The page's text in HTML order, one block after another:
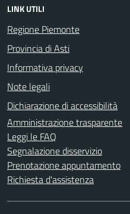
LINK UTILI
Regione Piemonte
Provincia di Asti
Informativa privacy
Note legali
Dichiarazione di accessibilità
Amministrazione trasparente
Leggi le FAQ
Segnalazione disservizio
Prenotazione appuntamento
Richiesta d'assistenza